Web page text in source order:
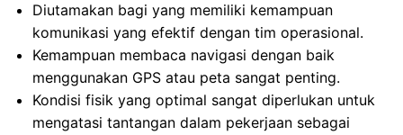
Diutamakan bagi yang memiliki kemampuan
komunikasi yang efektif dengan tim operasional.
Kemampuan membaca navigasi dengan baik
menggunakan GPS atau peta sangat penting.
Kondisi fisik yang optimal sangat diperlukan untuk
mengatasi tantangan dalam pekerjaan sebagai